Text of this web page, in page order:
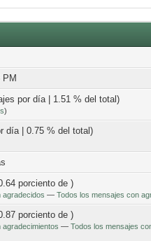
PM
por día | 1.51 % del total)
)
día | 0.75 % del total)
porciento de )
agradecidos —Todos los mensajes con
porciento de )
agradecimientos —Todos los mensajes